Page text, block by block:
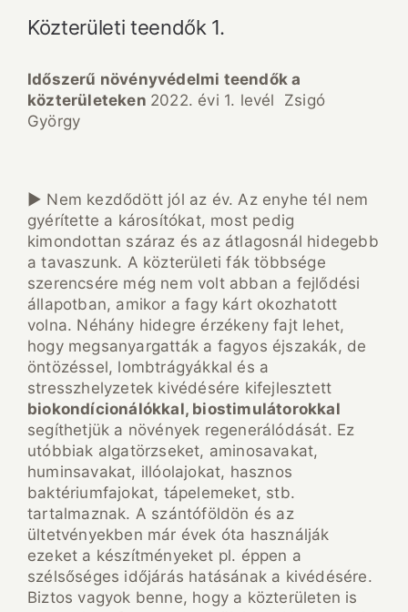
Közterületi teendők 1.
Időszerű növényvédelmi teendők a
közterületeken 2022. évi 1. levél Zsigó
György
► Nem kezdődött jól az év. Az enyhe tél nem
gyérítette a károsítókat, most pedig
kimondottan száraz és az átlagosnál hidegebb
a tavaszunk. A közterületi fák többsége
szerencsére még nem volt abban a fejlődési
állapotban, amikor a fagy kárt okozhatott
volna. Néhány hidegre érzékeny fajt lehet,
hogy megsanyargatták a fagyos éjszakák, de
öntözéssel, lombtrágyákkal és a
stresszhelyzetek kivédésére kifejlesztett
biokondícionálókkal, biostimulátorokkal
segíthetjük a növények regenerálódását. Ez
utóbbiak algatörzseket, aminosavakat,
huminsavakat, illóolajokat, hasznos
baktériumfajokat, tápelemeket, stb.
tartalmaznak. A szántóföldön és az
ültetvényekben már évek óta használják
ezeket a készítményeket pl. éppen a
szélsőséges időjárás hatásának a kivédésére.
Biztos vagyok benne, hogy a közterületen is